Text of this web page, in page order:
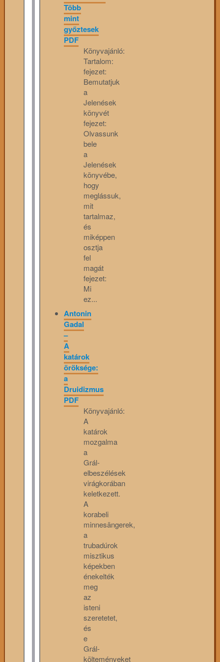
Több
mint
győztesek
PDF
Könyvajánló:
Tartalom:
fejezet:
Bemutatjuk
a
Jelenések
könyvét
fejezet:
Olvassunk
bele
a
Jelenések
könyvébe,
hogy
meglássuk,
mit
tartalmaz,
és
miképpen
osztja
fel
magát
fejezet:
Mi
ez...
Antonin
Gadal
–
A
katárok
öröksége:
a
Druidizmus
PDF
Könyvajánló:
A
katárok
mozgalma
a
Grál-
elbeszélések
virágkorában
keletkezett.
A
korabeli
minnesängerek,
a
trubadúrok
misztikus
képekben
énekelték
meg
az
isteni
szeretetet,
és
e
Grál-
költeményeket